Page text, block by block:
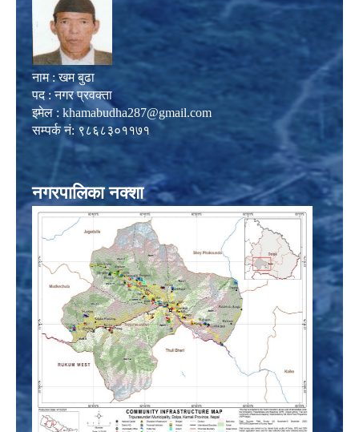
नाम : खम बुढा
पद : नगर प्रवक्ता
इमेल : khamabudha287@gmail.com
सम्पर्क नं: ९८६८३०११७१
नगरपालिका नक्शा